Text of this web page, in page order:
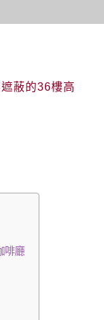
蔽的36樓高
啡廳